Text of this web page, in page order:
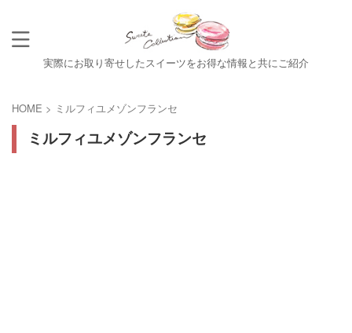
実際にお取り寄せしたスイーツをお得な情報と共にご紹介
HOME > ミルフィユメゾンフランセ
ミルフィユメゾンフランセ